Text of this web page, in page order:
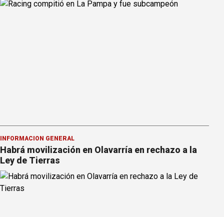
INFORMACION GENERAL
Habrá movilización en Olavarría en rechazo a la
Ley de Tierras